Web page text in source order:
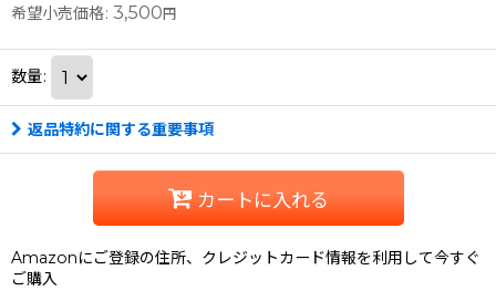
希望小売価格: 3,500 円
数量:
返品特約に関する重要事項
カートに入れる
Amazonにご登録の住所、クレジットカード情報を利用して今すぐ
ご購入